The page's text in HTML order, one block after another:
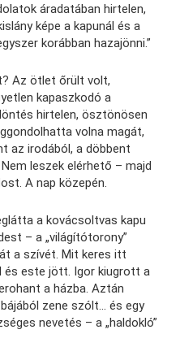
áradatában hirtelen,
képe a kapunál és a
korábban hazajönni.”
Az ötlet őrült volt,
kapaszkodó a
hirtelen, ösztönösen
volna magát,
az irodából, a döbbent
leszek elérhető – majd
A nap közepén.
a kovácsoltvas kapu
– a „világítótorony”
a szívét. Mit keres itt
és este jött. Igor kiugrott a
a házba. Aztán
zene szólt… és egy
nevetés – a „haldokló”